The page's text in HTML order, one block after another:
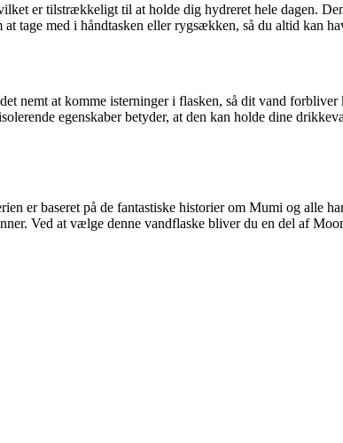
er tilstrækkeligt til at holde dig hydreret hele dagen.
tage med i håndtasken eller rygsækken, så du altid kan
at komme isterninger i flasken, så dit vand forbliver
egenskaber betyder, at den kan holde dine
baseret på de fantastiske historier om Mumi og alle
Ved at vælge denne vandflaske bliver du en del af